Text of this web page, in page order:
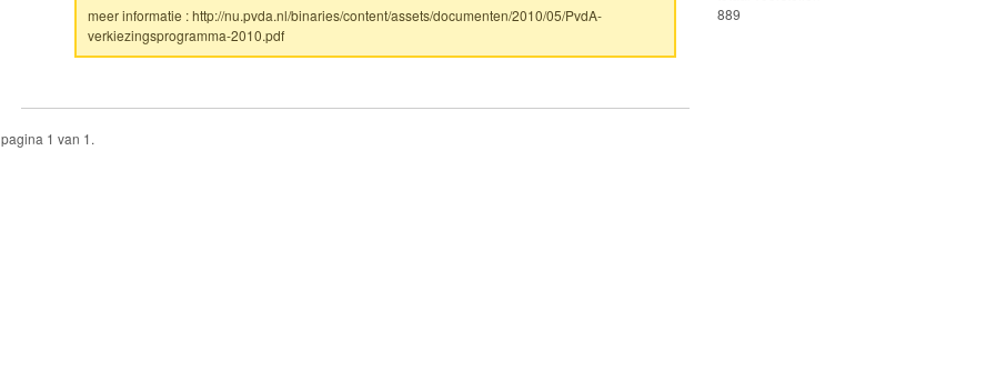
meer informatie :http://nu.pvda.nl/binaries/content/assets/documenten/2010/05/PvdA-
verkiezingsprogramma-2010.pdf
pagina 1 van 1.
889